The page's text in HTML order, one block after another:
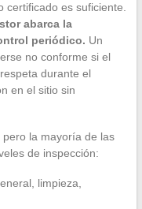
certificado es suficiente.
abarca la
periódico. Un
no conforme si el
durante el
en el sitio sin
la mayoría de las
de inspección:
limpieza,